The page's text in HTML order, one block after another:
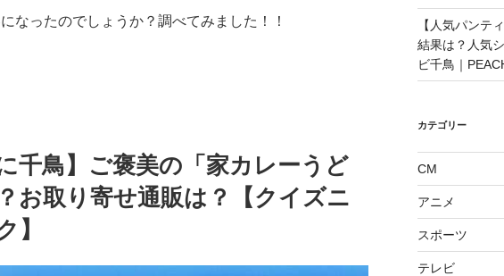
なったのでしょうか？調べてみました！！
千鳥】ご褒美の「家カレーうど
お取り寄せ通販は？【クイズニ
】
【人気パンテ
結果は？人気
ビ千鳥｜
カテゴリー
CM
アニメ
スポーツ
テレビ